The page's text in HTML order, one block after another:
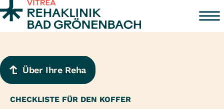
Zum Inhalt springen
Über Ihre Reha
CHECKLISTE FÜR DEN KOFFER